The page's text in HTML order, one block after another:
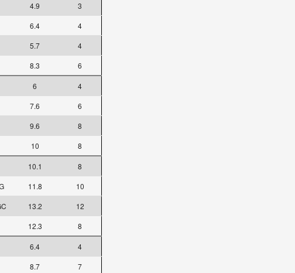
4.9
3
6.4
4
5.7
4
8.3 6
6
4
7.6
6
9.6
8
10 8
10.1
8
11.8
10
13.2
12
12.3 8
6.4
4
8.7
7